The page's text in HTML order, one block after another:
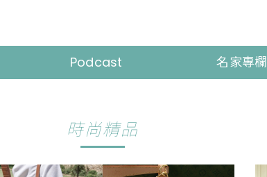
Podcast 名家專欄
時尚精品